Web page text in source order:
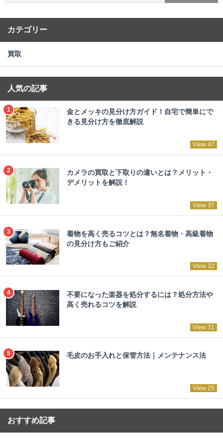
カテゴリー
買取
人気の記事
金とメッキの見分け方ガイド！自宅で簡単にで
きる見分け方を徹底解説
View 47
カメラの買取と下取りの違いとは？メリット・
デメリットを解説！
View 37
着物を高く売るコツとは？無名着物・高級着物
の見分け方もご紹介
View 32
不要になった楽器を処分するには？処分方法や
高く売れるコツを解説
View 31
毛皮のお手入れと保管方法｜メンテナンス法
View 25
おすすめ記事